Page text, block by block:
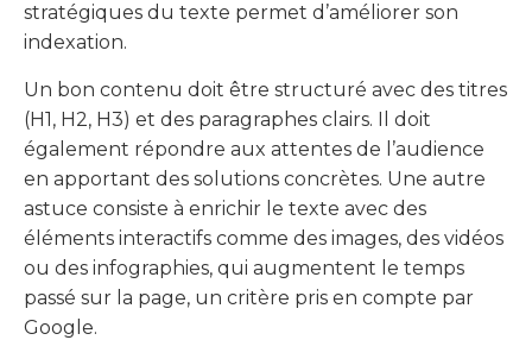
stratégiques du texte permet d’améliorer son
indexation.
Un bon contenu doit être structuré avec des titres
(H1, H2, H3) et des paragraphes clairs. Il doit
également répondre aux attentes de l’audience
en apportant des solutions concrètes. Une autre
astuce consiste à enrichir le texte avec des
éléments interactifs comme des images, des vidéos
ou des infographies, qui augmentent le temps
passé sur la page, un critère pris en compte par
Google.